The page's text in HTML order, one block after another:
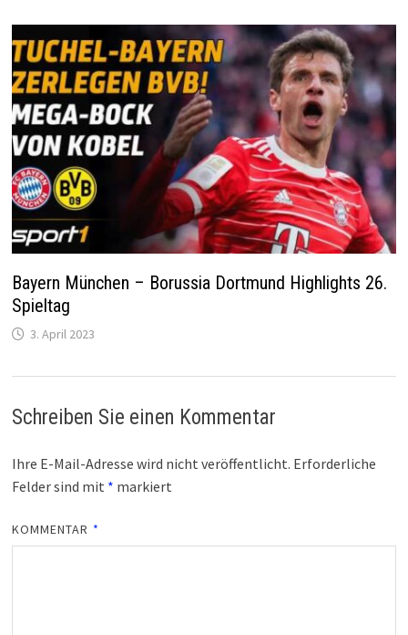
Bayern München – Borussia Dortmund Highlights 26.
Spieltag
3. April 2023
Schreiben Sie einen Kommentar
Ihre E-Mail-Adresse wird nicht veröffentlicht. Erforderliche
Felder sind mit * markiert
KOMMENTAR *